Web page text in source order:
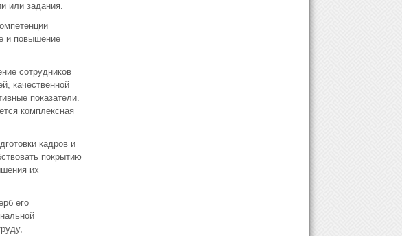
или задания.
и повышение
сотрудников
качественной
показатели.
комплексная
кадров и
покрытию
их
его